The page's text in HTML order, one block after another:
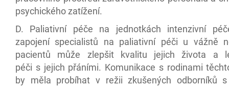
psychického zatížení.
D. Paliativní péče na jednotkách intenzivní
zapojení specialistů na paliativní péči u vážně
pacientů může zlepšit kvalitu jejich života a
péči s jejich přáními. Komunikace s rodinami
by měla probíhat v režii zkušených odborníků